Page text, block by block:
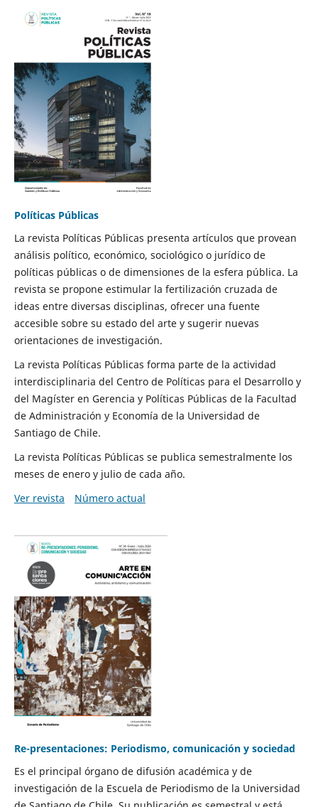
Políticas Públicas
La revista Políticas Públicas presenta artículos que provean
análisis político, económico, sociológico o jurídico de
políticas públicas o de dimensiones de la esfera pública. La
revista se propone estimular la fertilización cruzada de
ideas entre diversas disciplinas, ofrecer una fuente
accesible sobre su estado del arte y sugerir nuevas
orientaciones de investigación.
La revista Políticas Públicas forma parte de la actividad
interdisciplinaria del Centro de Políticas para el Desarrollo y
del Magíster en Gerencia y Políticas Públicas de la Facultad
de Administración y Economía de la Universidad de
Santiago de Chile.
La revista Políticas Públicas se publica semestralmente los
meses de enero y julio de cada año.
Ver revista
Número actual
Re-presentaciones: Periodismo, comunicación y sociedad
Es el principal órgano de difusión académica y de
investigación de la Escuela de Periodismo de la Universidad